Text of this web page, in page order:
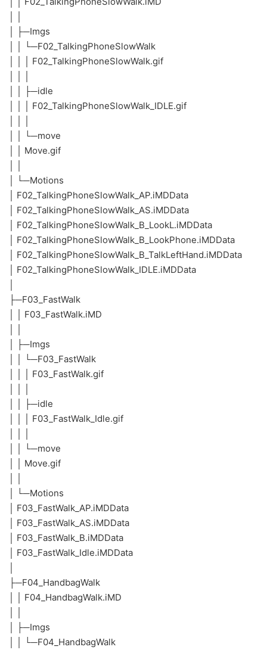
│ ├─Imgs
│ │ └─F02_TalkingPhoneSlowWalk
│ │ │ F02_TalkingPhoneSlowWalk.gif
│ │ ├─idle
│ │ │ F02_TalkingPhoneSlowWalk_IDLE.gif
│ │ └─move
│ │ Move.gif
│ └─Motions
│ F02_TalkingPhoneSlowWalk_AP.iMDData
│ F02_TalkingPhoneSlowWalk_AS.iMDData
│ F02_TalkingPhoneSlowWalk_B_LookL.iMDData
│ F02_TalkingPhoneSlowWalk_B_LookPhone.iMDData
│ F02_TalkingPhoneSlowWalk_B_TalkLeftHand.iMDData
│ F02_TalkingPhoneSlowWalk_IDLE.iMDData
├─F03_FastWalk
│ │ F03_FastWalk.iMD
│ ├─Imgs
│ │ └─F03_FastWalk
│ │ │ F03_FastWalk.gif
│ │ ├─idle
│ │ │ F03_FastWalk_Idle.gif
│ │ └─move
│ │ Move.gif
│ └─Motions
│ F03_FastWalk_AP.iMDData
│ F03_FastWalk_AS.iMDData
│ F03_FastWalk_B.iMDData
│ F03_FastWalk_Idle.iMDData
├─F04_HandbagWalk
│ │ F04_HandbagWalk.iMD
│ ├─Imgs
│ │ └─F04_HandbagWalk